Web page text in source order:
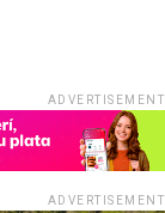
n
ar
tir
ADVERTISEMENT
ADVERTISEMENT